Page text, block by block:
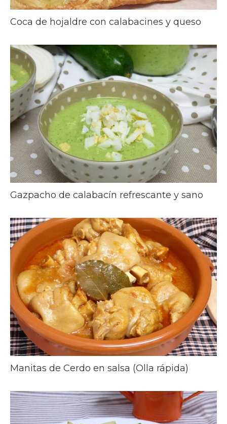
Coca de hojaldre con calabacines y queso
Gazpacho de calabacín refrescante y sano
Manitas de Cerdo en salsa (Olla rápida)